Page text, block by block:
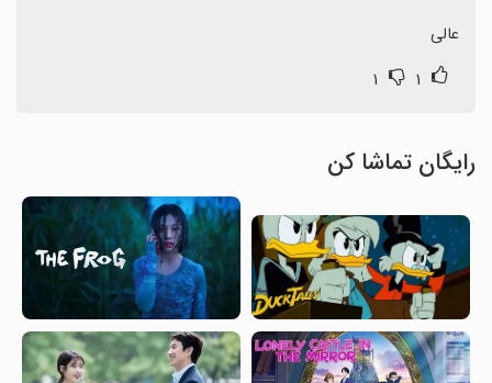
عالی
۱ ۱
رایگان تماشا کن